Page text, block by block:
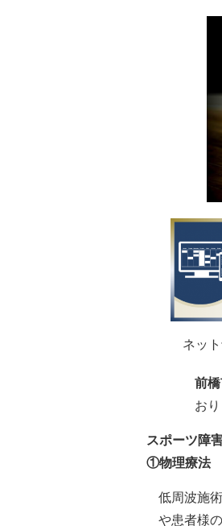
ネッ
前
お
スポーツ障
①物理療法
低周波施
や患者様